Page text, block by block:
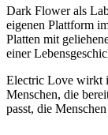
Dark Flower als
eigenen Plattform
Platten mit
einer
Electric Love wirkt
Menschen, die
passt, die